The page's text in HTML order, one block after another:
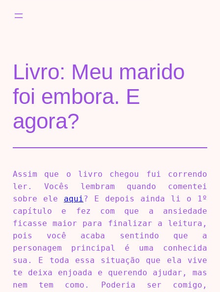
Livro: Meu marido
foi embora. E
agora?
Assim que o livro chegou fui correndo
ler. Vocês lembram quando comentei
sobre ele aqui? E depois ainda li o 1º
capítulo e fez com que a ansiedade
ficasse maior para finalizar a leitura,
pois você acaba sentindo que a
personagem principal é uma conhecida
sua. E toda essa situação que ela vive
te deixa enjoada e querendo ajudar, mas
nem tem como. Poderia ser comigo,